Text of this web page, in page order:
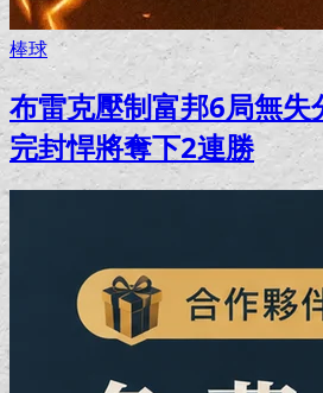
棒球
布雷克壓制富邦6局無
完封悍將奪下2連勝